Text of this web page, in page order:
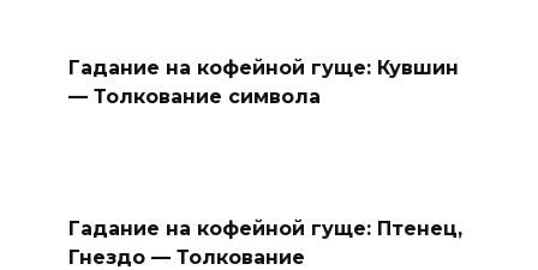
Гадание на кофейной гуще: Кувшин
— Толкование символа
Гадание на кофейной гуще: Птенец,
Гнездо — Толкование